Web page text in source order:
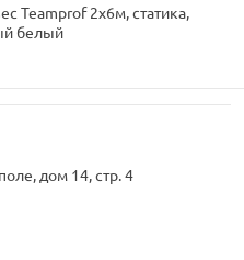
Teamprof 2х6м, статика,
белый
дом 14, стр. 4